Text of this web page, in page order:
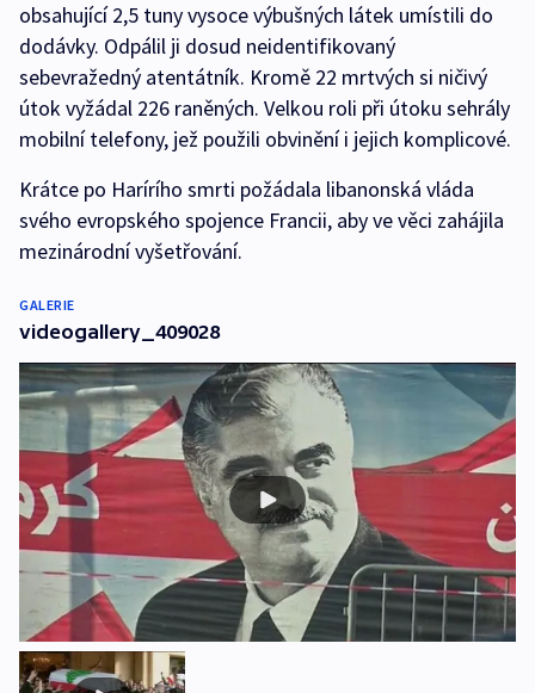
obsahující 2,5 tuny vysoce výbušných látek umístili do
dodávky. Odpálil ji dosud neidentifikovaný
sebevražedný atentátník. Kromě 22 mrtvých si ničivý
útok vyžádal 226 raněných. Velkou roli při útoku sehrály
mobilní telefony, jež použili obvinění i jejich komplicové.
Krátce po Harírího smrti požádala libanonská vláda
svého evropského spojence Francii, aby ve věci zahájila
mezinárodní vyšetřování.
GALERIE
videogallery_409028